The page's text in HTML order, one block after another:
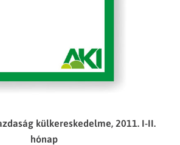
külkereskedelme, 2011. I-II.
hónap